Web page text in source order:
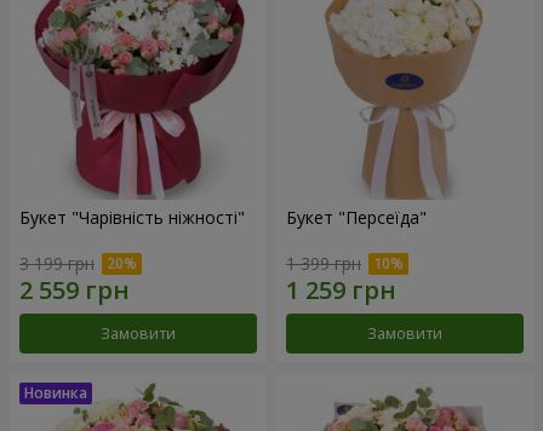
Букет "Чарівність ніжності"
3 199 грн
Замовити
Букет "Персеїда"
1 399 грн
Замовити